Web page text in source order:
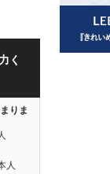
く
りま
人